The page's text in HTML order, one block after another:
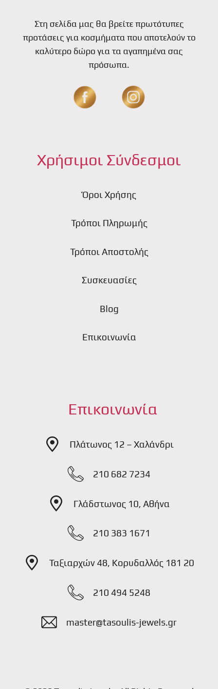
Στη σελίδα μας θα βρείτε πρωτότυπες
προτάσεις για κοσμήματα που αποτελούν το
καλύτερο δώρο για τα αγαπημένα σας
πρόσωπα.
Χρήσιμοι Σύνδεσμοι
Όροι Χρήσης
Τρόποι Πληρωμής
Τρόποι Αποστολής
Συσκευασίες
Blog
Επικοινωνία
Επικοινωνία
Πλάτωνος 12 – Χαλάνδρι
210 682 7234
Γλάδστωνος 10, Αθήνα
210 383 1671
Ταξιαρχών 48, Κορυδαλλός 181 20
210 494 5248
master@tasoulis-jewels.gr